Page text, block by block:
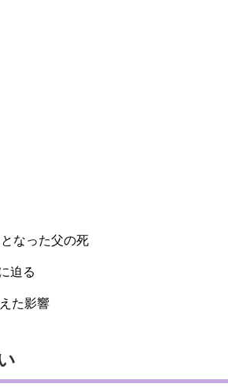
なった父の死
迫る
た影響